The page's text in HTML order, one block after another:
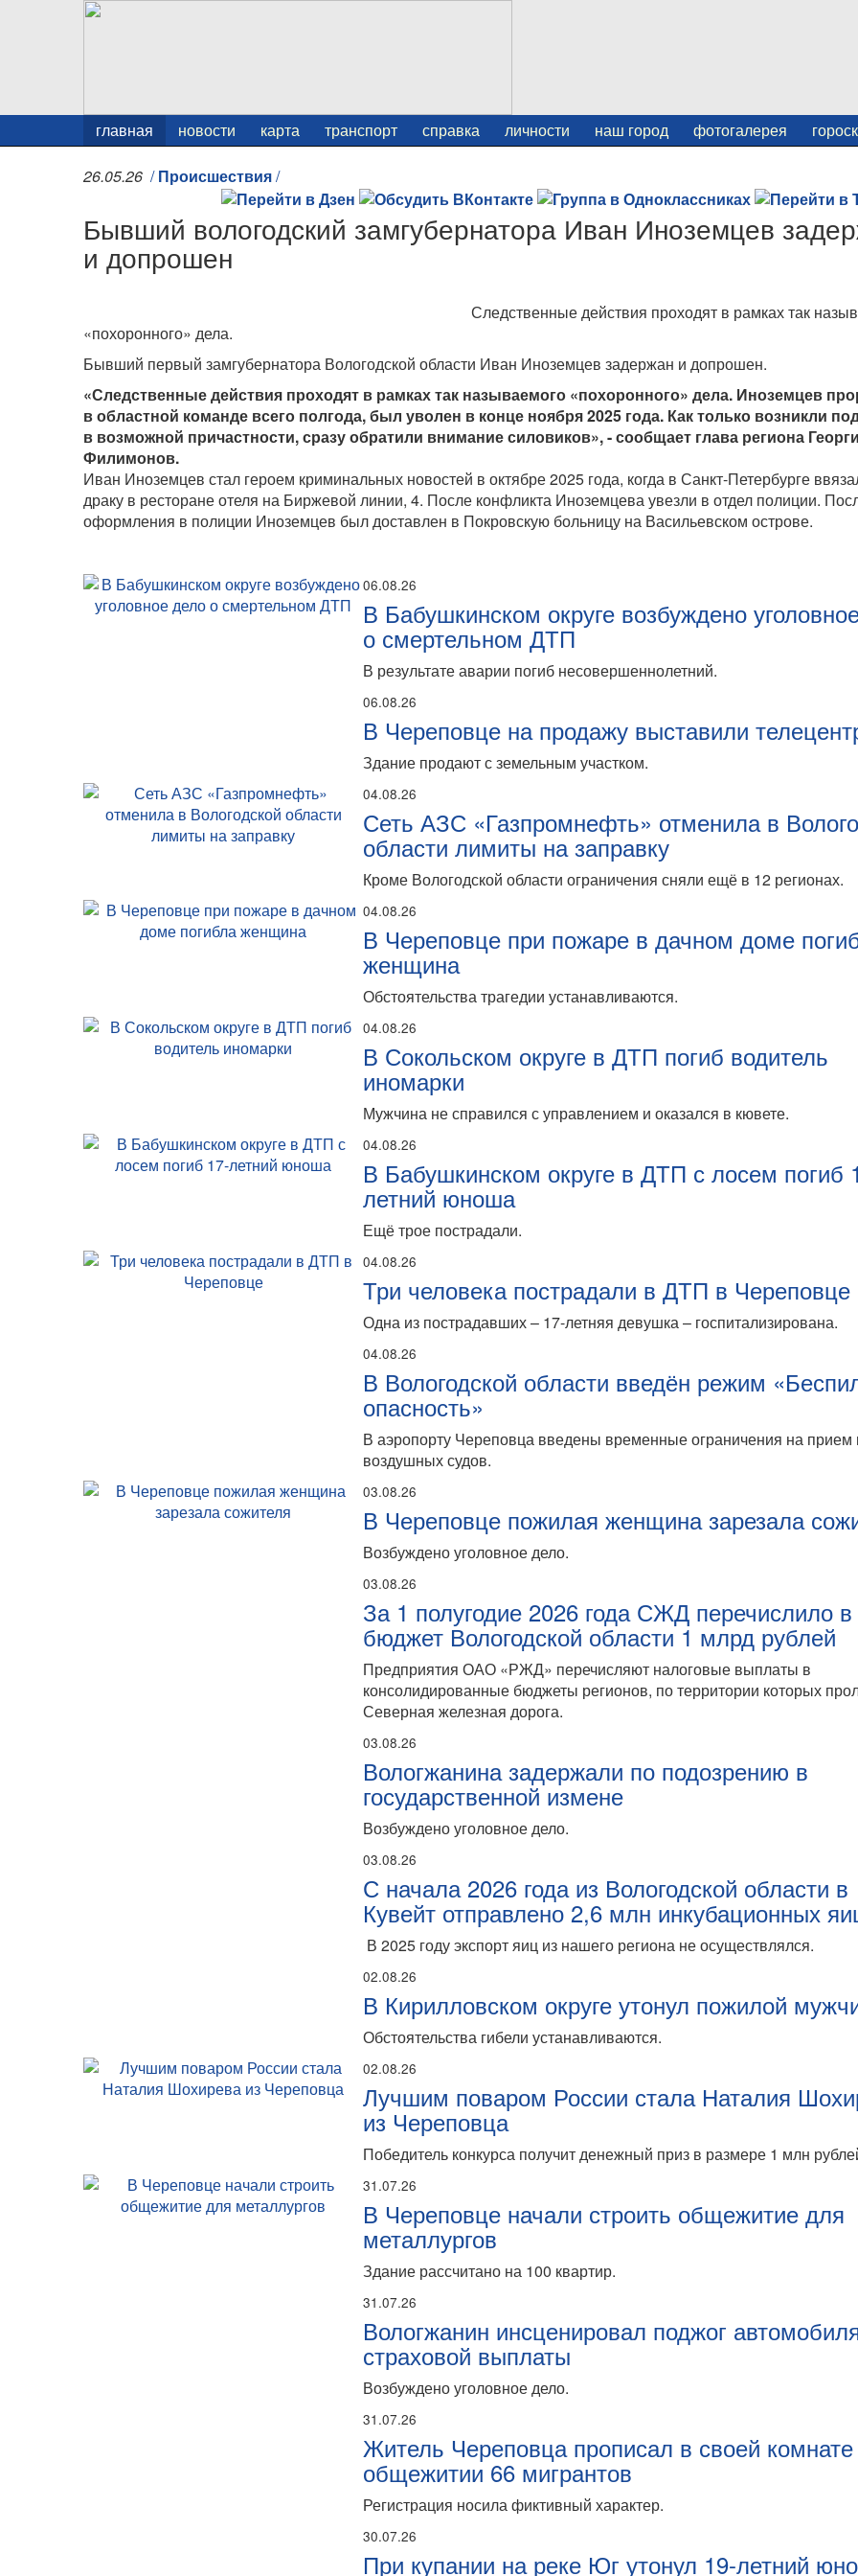
главная новости карта транспорт справка личности наш город фотогалерея
26.05.26 /Происшествия/
Бывший вологодский замгубернатора Иван Иноземцев
и допрошен
Следственные действия проходят в рамках так
«похоронного» дела.
Бывший первый замгубернатора Вологодской области Иван Иноземцев задержан и допрошен.
«Следственные действия проходят в рамках так называемого «похоронного» дела. Иноземцев
в областной команде всего полгода, был уволен в конце ноября 2025 года. Как только возникли
в возможной причастности, сразу обратили внимание силовиков», - сообщает глава региона
Филимонов.
Иван Иноземцев стал героем криминальных новостей в октябре 2025 года, когда в Санкт-Петербурге
драку в ресторане отеля на Биржевой линии, 4. После конфликта Иноземцева увезли в отдел полиции.
оформления в полиции Иноземцев был доставлен в Покровскую больницу на Васильевском острове.
06.08.26
В Бабушкинском округе возбуждено
о смертельном ДТП
В результате аварии погиб несовершеннолетний.
06.08.26
В Череповце на продажу выставили
Здание продают с земельным участком.
04.08.26
Сеть АЗС «Газпромнефть» отменила в
области лимиты на заправку
Кроме Вологодской области ограничения сняли ещё в 12 регионах.
04.08.26
В Череповце при пожаре в дачном доме
женщина
Обстоятельства трагедии устанавливаются.
04.08.26
В Сокольском округе в ДТП погиб водитель
иномарки
Мужчина не справился с управлением и оказался в кювете.
04.08.26
В Бабушкинском округе в ДТП с лосем погиб
летний юноша
Ещё трое пострадали.
04.08.26
Три человека пострадали в ДТП в Череповце
Одна из пострадавших – 17-летняя девушка – госпитализирована.
04.08.26
В Вологодской области введён режим
опасность»
В аэропорту Череповца введены временные ограничения на прием
воздушных судов.
03.08.26
В Череповце пожилая женщина зарезала
Возбуждено уголовное дело.
03.08.26
За 1 полугодие 2026 года СЖД перечислило в
бюджет Вологодской области 1 млрд рублей
Предприятия ОАО «РЖД» перечисляют налоговые выплаты в
консолидированные бюджеты регионов, по территории которых
Северная железная дорога.
03.08.26
Вологжанина задержали по подозрению в
государственной измене
Возбуждено уголовное дело.
03.08.26
С начала 2026 года из Вологодской области в
Кувейт отправлено 2,6 млн инкубационных
В 2025 году экспорт яиц из нашего региона не осуществлялся.
02.08.26
В Кирилловском округе утонул пожилой
Обстоятельства гибели устанавливаются.
02.08.26
Лучшим поваром России стала Наталия
из Череповца
Победитель конкурса получит денежный приз в размере 1 млн
31.07.26
В Череповце начали строить общежитие для
металлургов
Здание рассчитано на 100 квартир.
31.07.26
Вологжанин инсценировал поджог
страховой выплаты
Возбуждено уголовное дело.
31.07.26
Житель Череповца прописал в своей
общежитии 66 мигрантов
Регистрация носила фиктивный характер.
30.07.26
При купании на реке Юг утонул 19-летний